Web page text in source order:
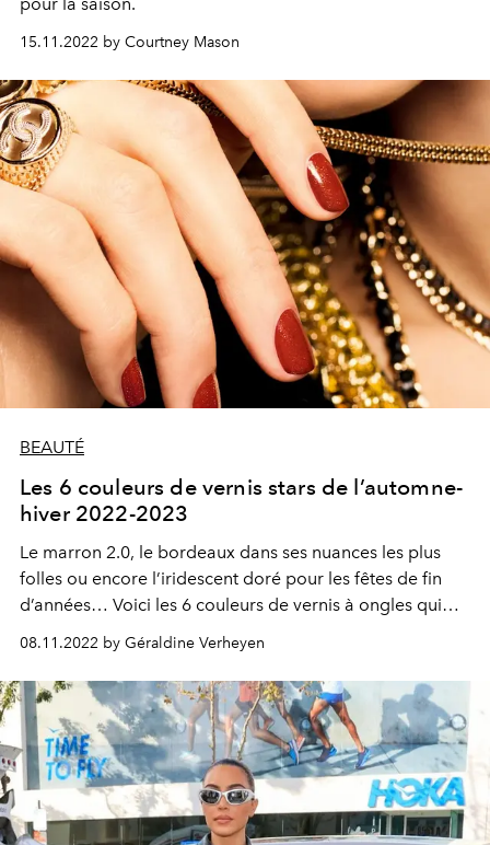
15.11.2022 by Courtney Mason
BEAUTÉ
Les 6 couleurs de vernis stars de l’automne-
hiver 2022-2023
Le marron 2.0, le bordeaux dans ses nuances les plus
folles ou encore l’iridescent doré pour les fêtes de fin
d’années… Voici les 6 couleurs de vernis à ongles qui
vont faire l’automne-hiver 2022-2023.
08.11.2022 by Géraldine Verheyen